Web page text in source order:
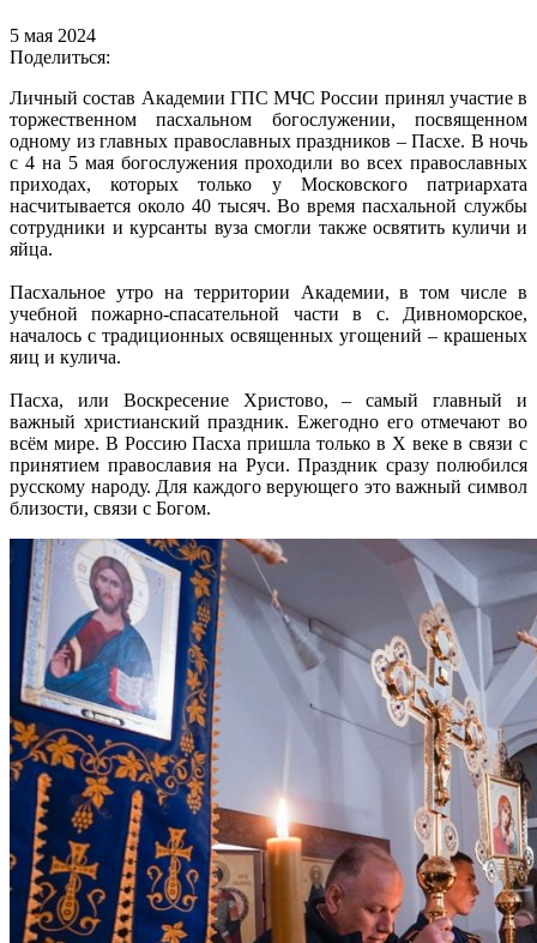
5 мая 2024
Поделиться:
Личный состав Академии ГПС МЧС России принял участие в
торжественном пасхальном богослужении, посвященном
одному из главных православных праздников – Пасхе. В ночь
с 4 на 5 мая богослужения проходили во всех православных
приходах, которых только у Московского патриархата
насчитывается около 40 тысяч. Во время пасхальной службы
сотрудники и курсанты вуза смогли также освятить куличи и
яйца.
Пасхальное утро на территории Академии, в том числе в
учебной пожарно-спасательной части в с. Дивноморское,
началось с традиционных освященных угощений – крашеных
яиц и кулича.
Пасха, или Воскресение Христово, – самый главный и
важный христианский праздник. Ежегодно его отмечают во
всём мире. В Россию Пасха пришла только в X веке в связи с
принятием православия на Руси. Праздник сразу полюбился
русскому народу. Для каждого верующего это важный символ
близости, связи с Богом.